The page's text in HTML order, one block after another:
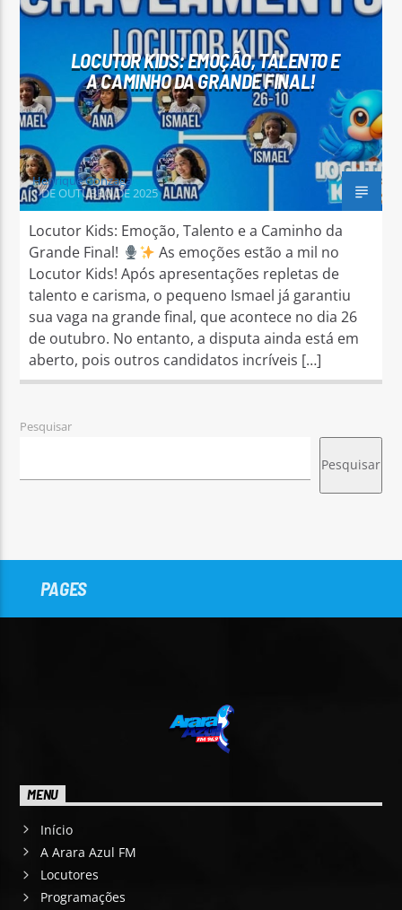
Arara Azul FM
LOCUTOR KIDS: EMOÇÃO, TALENTO E
A CAMINHO DA GRANDE FINAL!
Henrique Gonzaga
1 DE OUTUBRO DE 2025
Locutor Kids: Emoção, Talento e a Caminho da
Grande Final!
As emoções estão a mil no
Locutor Kids! Após apresentações repletas de
talento e carisma, o pequeno Ismael já garantiu
sua vaga na grande final, que acontece no dia 26
de outubro. No entanto, a disputa ainda está em
aberto, pois outros candidatos incríveis […]
Pesquisar
Pesquisar
PAGES
MENU
Início
A Arara Azul FM
Locutores
Programações